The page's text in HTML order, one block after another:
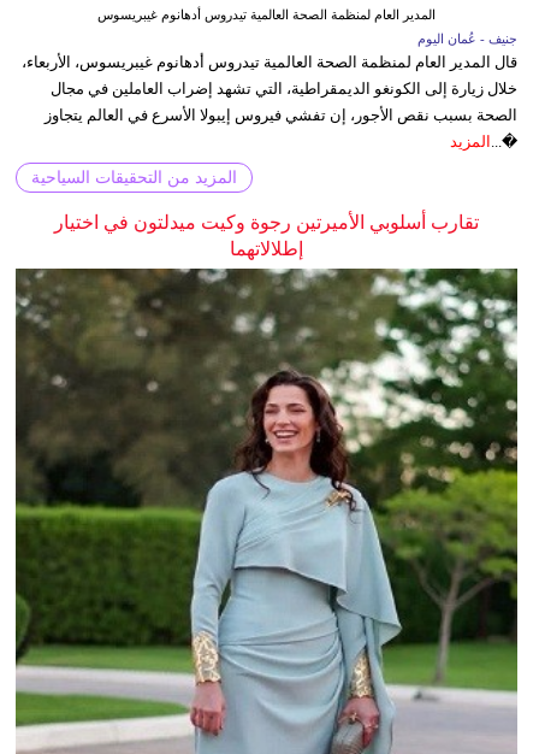
المدير العام لمنظمة الصحة العالمية تيدروس أدهانوم غيبريسوس
جنيف - عُمان اليوم
قال المدير العام لمنظمة الصحة العالمية تيدروس أدهانوم غيبريسوس، الأربعاء،
خلال زيارة إلى الكونغو الديمقراطية، التي تشهد إضراب العاملين في مجال
الصحة بسبب نقص الأجور، إن تفشي فيروس إيبولا الأسرع في العالم يتجاوز
�... المزيد
المزيد من التحقيقات السياحية
تقارب أسلوبي الأميرتين رجوة وكيت ميدلتون في اختيار
إطلالاتهما